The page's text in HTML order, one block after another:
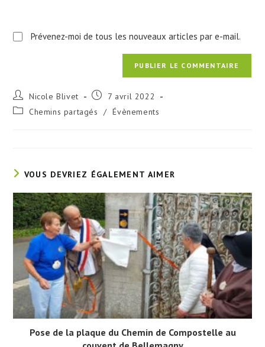
Prévenez-moi de tous les nouveaux articles par e-mail.
Auteur/autrice
de
la
Nicole Blivet
Publication
publiée :
7 avril 2022
Post Chemins partagés / Évènements
VOUS DEVRIEZ ÉGALEMENT AIMER
Pose de la plaque du Chemin de Compostelle au